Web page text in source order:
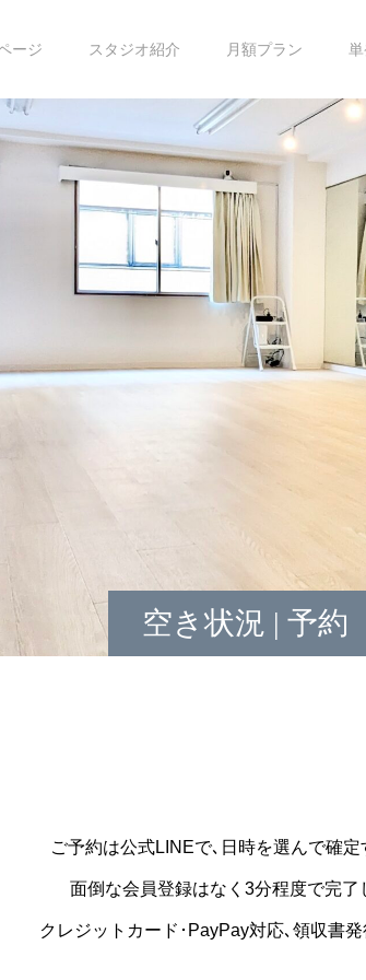
ージ スタジオ紹介 月額プラン
空き状況 | 予約
ご予約は公式LINEで､日時を選んで確定
面倒な会員登録はなく3分程度で完了
クレジットカード･PayPay対応､領収書